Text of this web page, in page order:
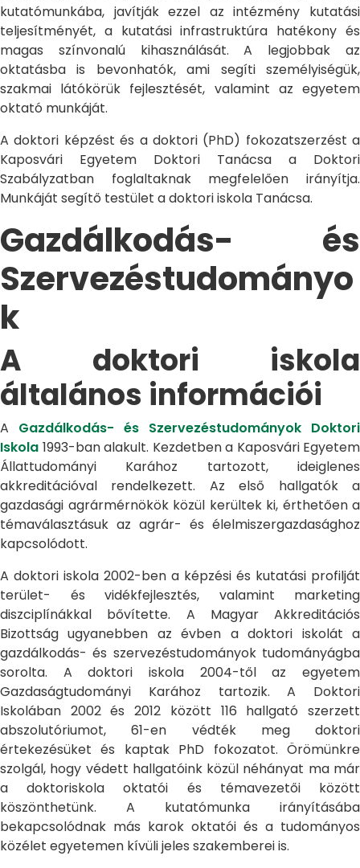
kutatómunkába, javítják ezzel az intézmény kutatási
teljesítményét, a kutatási infrastruktúra hatékony és
magas színvonalú kihasználását. A legjobbak az
oktatásba is bevonhatók, ami segíti személyiségük,
szakmai látókörük fejlesztését, valamint az egyetem
oktató munkáját.
A doktori képzést és a doktori (PhD) fokozatszerzést a
Kaposvári Egyetem Doktori Tanácsa a Doktori
Szabályzatban foglaltaknak megfelelően irányítja.
Munkáját segítő testület a doktori iskola Tanácsa.
Gazdálkodás- és
Szervezéstudományo
k
A doktori iskola
általános információi
A Gazdálkodás- és Szervezéstudományok Doktori
Iskola 1993-ban alakult. Kezdetben a Kaposvári Egyetem
Állattudományi Karához tartozott, ideiglenes
akkreditációval rendelkezett. Az első hallgatók a
gazdasági agrármérnökök közül kerültek ki, érthetően a
témaválasztásuk az agrár- és élelmiszergazdasághoz
kapcsolódott.
A doktori iskola 2002-ben a képzési és kutatási profilját
terület- és vidékfejlesztés, valamint marketing
diszciplínákkal bővítette. A Magyar Akkreditációs
Bizottság ugyanebben az évben a doktori iskolát a
gazdálkodás- és szervezéstudományok tudományágba
sorolta. A doktori iskola 2004-től az egyetem
Gazdaságtudományi Karához tartozik. A Doktori
Iskolában 2002 és 2012 között 116 hallgató szerzett
abszolutóriumot, 61-en védték meg doktori
értekezésüket és kaptak PhD fokozatot. Örömünkre
szolgál, hogy védett hallgatóink közül néhányat ma már
a doktoriskola oktatói és témavezetői között
köszönthetünk. A kutatómunka irányításába
bekapcsolódnak más karok oktatói és a tudományos
közélet egyetemen kívüli jeles szakemberei is.